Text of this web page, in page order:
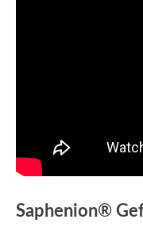
Saphenion®